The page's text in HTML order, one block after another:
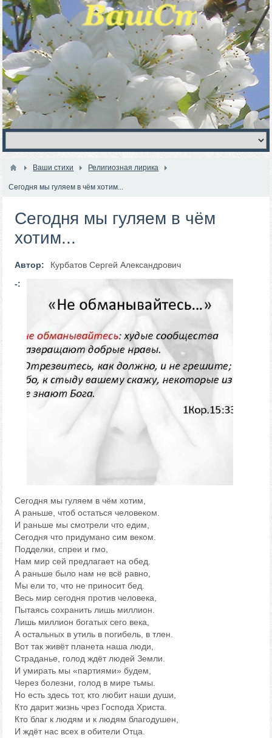
Ваши стихи Религиозная лирика
Сегодня мы гуляем в чём хотим...
Сегодня мы гуляем в чём
хотим...
Автор:
Курбатов Сергей Александрович
-:
Сегодня мы гуляем в чём хотим,
А раньше, чтоб остаться человеком.
И раньше мы смотрели что едим,
Сегодня что придумано сим веком.
Подделки, спреи и гмо,
Нам мир сей предлагает на обед.
А раньше было нам не всё равно,
Мы ели то, что не приносит бед.
Весь мир сегодня против человека,
Пытаясь сохранить лишь миллион.
Лишь миллион богатых сего века,
А остальных в утиль в погибель, в тлен.
Вот так живёт планета наша люди,
Страданье, голод ждёт людей Земли.
И умирать мы «партиями» будем,
Через болезни, голод в мире тьмы.
Но есть здесь тот, кто любит наши души,
Кто дарит жизнь чрез Господа Христа.
Кто благ к людям и к людям благодушен,
И ждёт нас всех в обители Отца.